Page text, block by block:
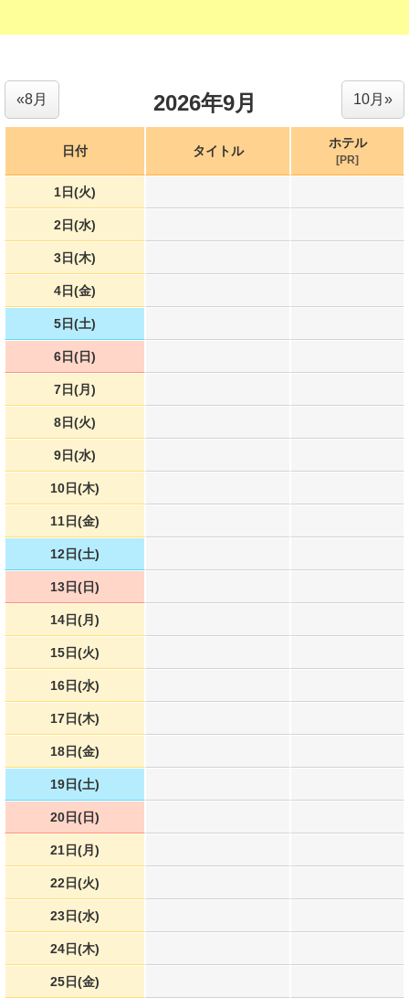
2026年9月 10月»
«8月
日付 タイトル
ホテル
[PR]
1日(火)
2日(水)
3日(木)
4日(金)
5日(土)
6日(日)
7日(月)
8日(火)
9日(水)
10日(木)
11日(金)
12日(土)
13日(日)
14日(月)
15日(火)
16日(水)
17日(木)
18日(金)
19日(土)
20日(日)
21日(月)
22日(火)
23日(水)
24日(木)
25日(金)